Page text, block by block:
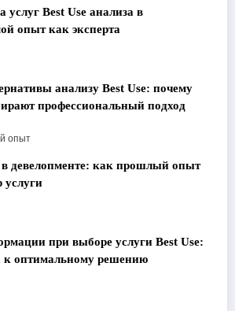
услуг Best Use анализа в
опыт как эксперта
анализу Best Use: почему
профессиональный подход
в девелопменте: как прошлый опыт
услуги
при выборе услуги Best Use:
к оптимальному решению